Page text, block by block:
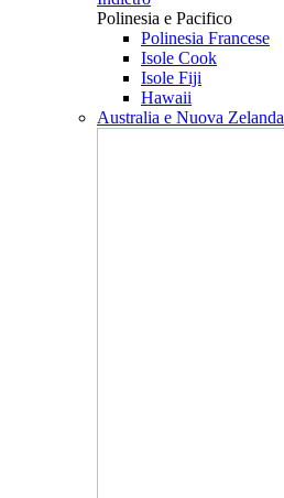
Polinesia e Pacifico
Polinesia Francese
Isole Cook
Isole Fiji
Hawaii
Australia e Nuova Zelanda